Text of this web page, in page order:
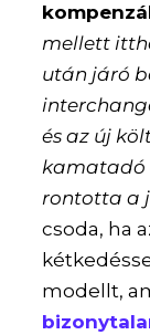
mellett
után járó
és az új
kamatadó
rontotta a
csoda, ha
modellt,